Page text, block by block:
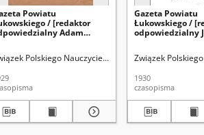
Powszechnych Sory, Włodzimierz. Redakcja
Powiatu
/ [redaktor
Adam
Polskiego Nauczycielstwa Szkół Powszechnych
Gazeta Powiatu
Łukowskiego /
odpowiedzialny
Związek
1930
czasopisma